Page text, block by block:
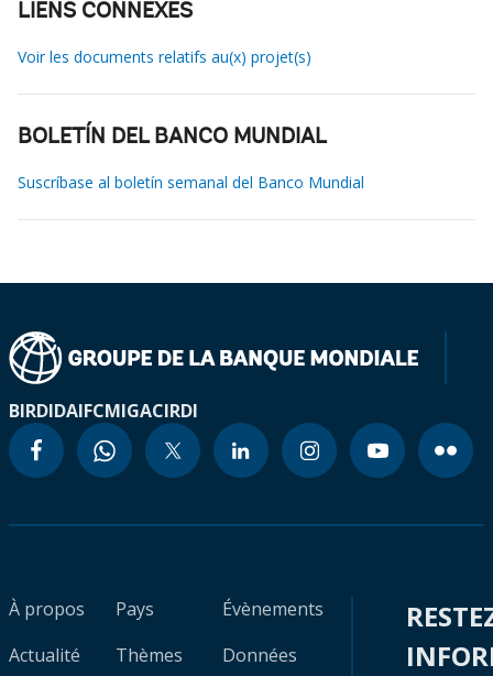
LIENS CONNEXES
Voir les documents relatifs au(x) projet(s)
BOLETÍN DEL BANCO MUNDIAL
Suscríbase al boletín semanal del Banco Mundial
BIRDIDAIFCMIGACIRDI
À propos
Actualité
Pays
Thèmes
Évènements
Données